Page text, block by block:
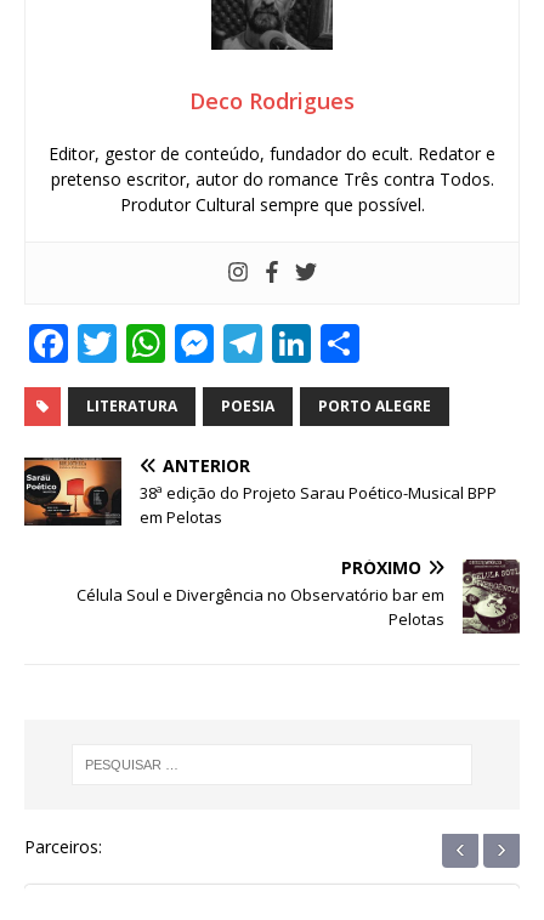
Deco Rodrigues
Editor, gestor de conteúdo, fundador do ecult. Redator e
pretenso escritor, autor do romance Três contra Todos.
Produtor Cultural sempre que possível.
F
a
c
e
b
o
o
k
T
w
it
te
r
W
h
at
s
A
p
p
M
e
ss
e
n
g
e
r
T
el
e
ra
Li
n
k
dI
h
ar
LITERATURA POESIA PORTO ALEGRE
ANTERIOR
38ª edição do Projeto Sarau Poético-Musical BPP
em Pelotas
PRÓXIMO
Célula Soul e Divergência no Observatório bar em
Pelotas
Parceiros: ‹ ›